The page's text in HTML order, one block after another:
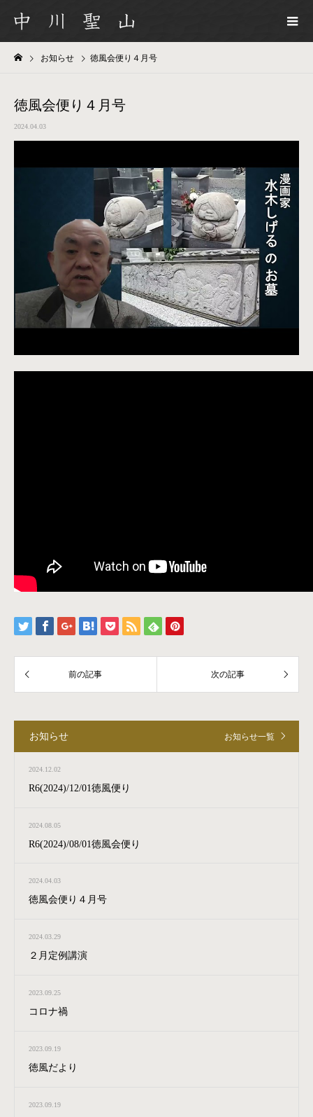
お知らせ 徳風会便り４月号
徳風会便り４月号
2024.04.03
お知らせ お知らせ一覧
2024.12.02
R6(2024)/12/01徳風便り
2024.08.05
R6(2024)/08/01徳風会便り
2024.04.03
徳風会便り４月号
2024.03.29
２月定例講演
2023.09.25
コロナ禍
2023.09.19
徳風だより
2023.09.19